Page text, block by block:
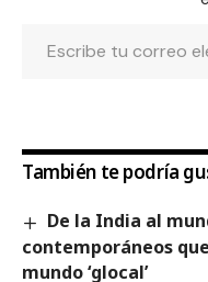
También te podría
De la India al
contemporáneos
mundo ‘glocal’